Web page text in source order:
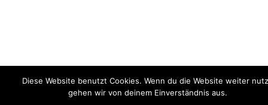
Diese Website benutzt Cookies. Wenn du die Website weiter
gehen wir von deinem Einverständnis aus.